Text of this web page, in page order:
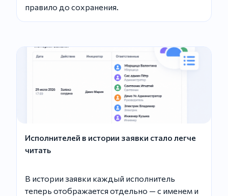
правило до сохранения.
Исполнителей в истории заявки стало легче
читать
В истории заявки каждый исполнитель
теперь отображается отдельно — с именем и